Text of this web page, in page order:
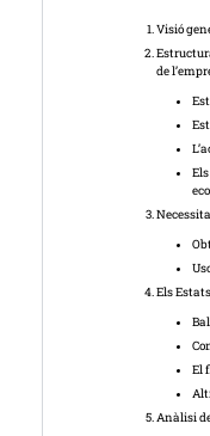
Visió
de
Els
El
Anàlisi